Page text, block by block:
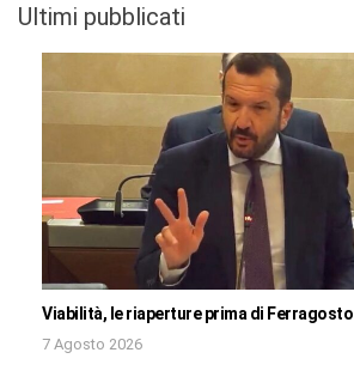
Ultimi pubblicati
Viabilità, le riaperture prima di Ferragosto
7 Agosto 2026